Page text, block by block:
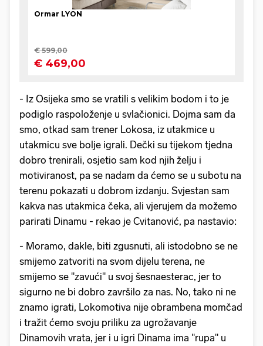
- Iz Osijeka smo se vratili s velikim bodom i to je
podiglo raspoloženje u svlačionici. Dojma sam da
smo, otkad sam trener Lokosa, iz utakmice u
utakmicu sve bolje igrali. Dečki su tijekom tjedna
dobro trenirali, osjetio sam kod njih želju i
motiviranost, pa se nadam da ćemo se u subotu na
terenu pokazati u dobrom izdanju. Svjestan sam
kakva nas utakmica čeka, ali vjerujem da možemo
parirati Dinamu - rekao je Cvitanović, pa nastavio:
- Moramo, dakle, biti zgusnuti, ali istodobno se ne
smijemo zatvoriti na svom dijelu terena, ne
smijemo se "zavući" u svoj šesnaesterac, jer to
sigurno ne bi dobro završilo za nas. No, tako ni ne
znamo igrati, Lokomotiva nije obrambena momčad
i tražit ćemo svoju priliku za ugrožavanje
Dinamovih vrata, jer i u igri Dinama ima "rupa" u